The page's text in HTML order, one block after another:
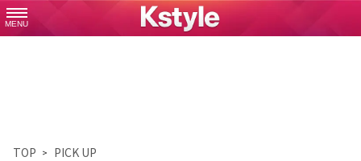
MENU
TOP PICK UP